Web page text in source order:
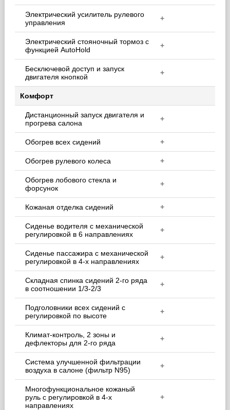
Электрический усилитель рулевого
управления
+
Электрический стояночный тормоз с
функцией AutoHold
+
Бесключевой доступ и запуск
двигателя кнопкой
+
Комфорт
Дистанционный запуск двигателя и
прогрева салона
+
Обогрев всех сидений +
Обогрев рулевого колеса +
Обогрев лобового стекла и
форсунок
+
Кожаная отделка сидений +
Сиденье водителя с механической
регулировкой в 6 направлениях
+
Сиденье пассажира с механической
регулировкой в 4-х направлениях
+
Складная спинка сидений 2-го ряда
в соотношении 1/3-2/3
+
Подголовники всех сидений с
регулировкой по высоте
+
Климат-контроль, 2 зоны и
дефлекторы для 2-го ряда
+
Система улучшенной фильтрации
воздуха в салоне (фильтр N95)
+
Многофункциональное кожаный
руль с регулировкой в 4-х
направлениях
+